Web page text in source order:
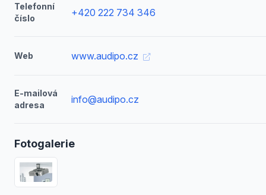
Telefonní
číslo
+420 222 734 346
Web www.audipo.cz
E-mailová
adresa
info@audipo.cz
Fotogalerie